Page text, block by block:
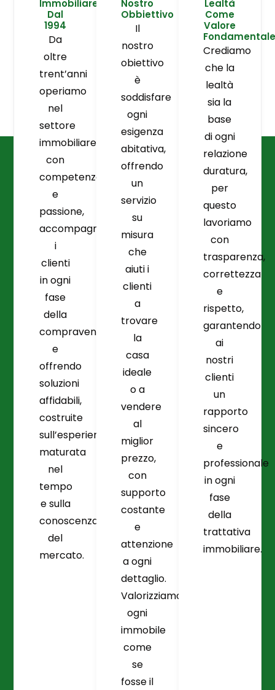
Immobiliare
Dal
1994
Da
oltre
trent’anni
operiamo
nel
settore
immobiliare
con
competenza
e
passione,
accompagnando
i
clienti
in ogni
fase
della
compravendita
e
offrendo
soluzioni
affidabili,
costruite
sull’esperienza
maturata
nel
tempo
e sulla
conoscenza
del
mercato.
Nostro
Obbiettivo
Il
nostro
obiettivo
è
soddisfare
ogni
esigenza
abitativa,
offrendo
un
servizio
su
misura
che
aiuti i
clienti
a
trovare
la
casa
ideale
o a
vendere
al
miglior
prezzo,
con
supporto
costante
e
attenzione
a ogni
dettaglio.
Valorizziamo
ogni
immobile
come
se
fosse il
Lealtà
Come
Valore
Fondamentale
Crediamo
che la
lealtà
sia la
base
di ogni
relazione
duratura,
per
questo
lavoriamo
con
trasparenza,
correttezza
e
rispetto,
garantendo
ai
nostri
clienti
un
rapporto
sincero
e
professionale
in ogni
fase
della
trattativa
immobiliare.